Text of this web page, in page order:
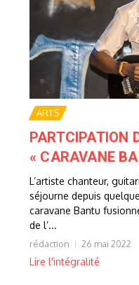
ARTS
PARTCIPATION
« CARAVANE
L’artiste chanteur,
séjourne depuis
caravane Bantu
de l’...
rédaction 26 mai 2022
Lire l'intégralité